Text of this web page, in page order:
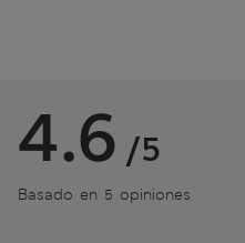
4.6 /5
Basado en 5 opiniones